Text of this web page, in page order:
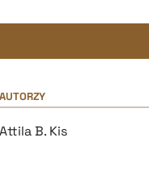
AUTORZY
Attila B. Kis